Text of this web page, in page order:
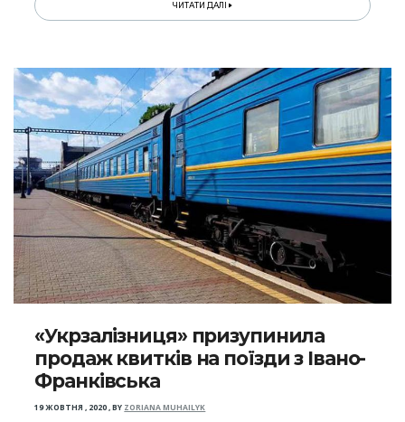
ЧИТАТИ ДАЛІ
«Укрзалізниця» призупинила
продаж квитків на поїзди з Івано-
Франківська
19 ЖОВТНЯ , 2020,BY ZORIANA MUHAILYK